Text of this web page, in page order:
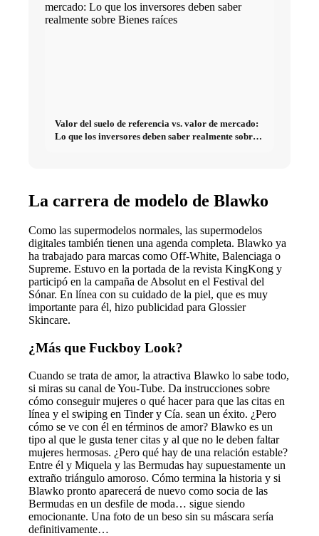
Valor del suelo de referencia vs. valor de mercado:
Lo que los inversores deben saber realmente sobre
La carrera de modelo de Blawko
Como las supermodelos normales, las supermodelos
digitales también tienen una agenda completa. Blawko ya
ha trabajado para marcas como Off-White, Balenciaga o
Supreme. Estuvo en la portada de la revista KingKong y
participó en la campaña de Absolut en el Festival del
Sónar. En línea con su cuidado de la piel, que es muy
importante para él, hizo publicidad para Glossier
Skincare.
¿Más que Fuckboy Look?
Cuando se trata de amor, la atractiva Blawko lo sabe todo,
si miras su canal de You-Tube. Da instrucciones sobre
cómo conseguir mujeres o qué hacer para que las citas en
línea y el swiping en Tinder y Cía. sean un éxito. ¿Pero
cómo se ve con él en términos de amor? Blawko es un
tipo al que le gusta tener citas y al que no le deben faltar
mujeres hermosas. ¿Pero qué hay de una relación estable?
Entre él y Miquela y las Bermudas hay supuestamente un
extraño triángulo amoroso. Cómo termina la historia y si
Blawko pronto aparecerá de nuevo como socia de las
Bermudas en un desfile de moda… sigue siendo
emocionante. Una foto de un beso sin su máscara sería
definitivamente…